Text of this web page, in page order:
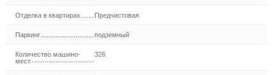
Отделка в квартирах Предчистовая
Паркинг подземный
Количество машино-
мест
326